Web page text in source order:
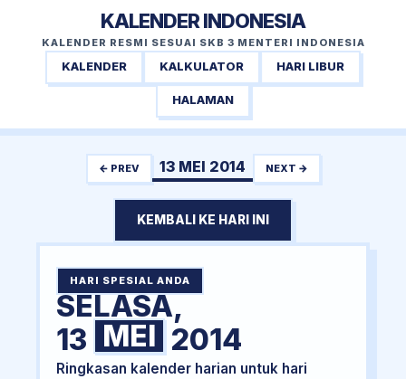
KALENDER INDONESIA
KALENDER RESMI SESUAI SKB 3 MENTERI INDONESIA
KALENDER KALKULATOR HARI LIBUR
HALAMAN
← PREV 13 MEI 2014 NEXT →
KEMBALI KE HARI INI
HARI SPESIAL ANDA
SELASA,
13 MEI 2014
Ringkasan kalender harian untuk hari